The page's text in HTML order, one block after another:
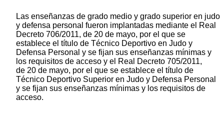
Las enseñanzas de grado medio y grado superior en judo
y defensa personal fueron implantadas mediante el Real
Decreto 706/2011, de 20 de mayo, por el que se
establece el título de Técnico Deportivo en Judo y
Defensa Personal y se fijan sus enseñanzas mínimas y
los requisitos de acceso y el Real Decreto 705/2011,
de 20 de mayo, por el que se establece el título de
Técnico Deportivo Superior en Judo y Defensa Personal
y se fijan sus enseñanzas mínimas y los requisitos de
acceso.